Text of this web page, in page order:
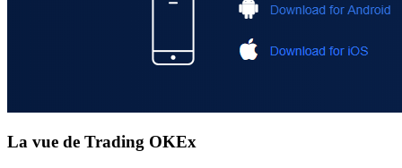
La vue de Trading OKEx